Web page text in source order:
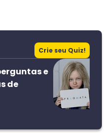
Crie seu Quiz!
e
de